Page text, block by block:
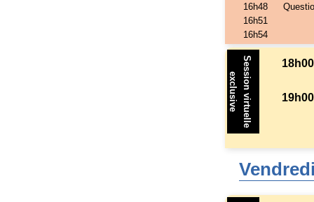
16h48
16h51
16h54
Session virtuelle
exclusive
18h00
19h00